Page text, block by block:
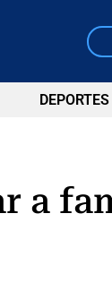
DEPORTES
a